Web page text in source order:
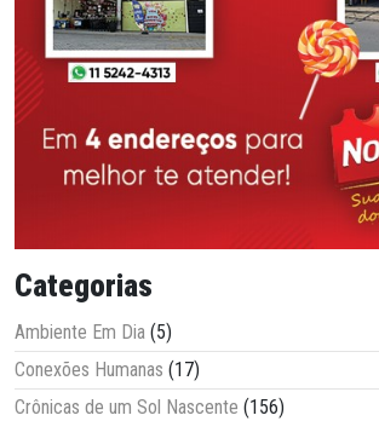
Categorias
Ambiente Em Dia (5)
Conexões Humanas (17)
Crônicas de um Sol Nascente (156)